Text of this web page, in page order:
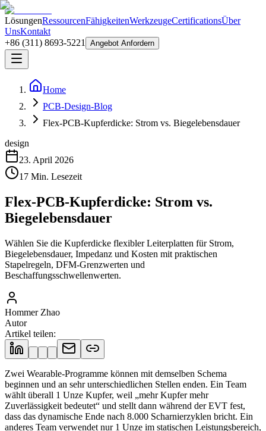
LösungenRessourcenFähigkeitenWerkzeugeCertificationsÜber
UnsKontakt
+86 (311) 8693-5221
Angebot Anfordern
Home
PCB-Design-Blog
Flex-PCB-Kupferdicke: Strom vs. Biegelebensdauer
design
23. April 2026
17 Min. Lesezeit
Flex-PCB-Kupferdicke: Strom vs.
Biegelebensdauer
Wählen Sie die Kupferdicke flexibler Leiterplatten für Strom,
Biegelebensdauer, Impedanz und Kosten mit praktischen
Stapelregeln, DFM-Grenzwerten und
Beschaffungsschwellenwerten.
Hommer Zhao
Autor
Artikel teilen:
Zwei Wearable-Programme können mit demselben Schema
beginnen und an sehr unterschiedlichen Stellen enden. Ein Team
wählt überall 1 Unze Kupfer, weil „mehr Kupfer mehr
Zuverlässigkeit bedeutet“ und stellt dann während der EVT fest,
dass das dynamische Ende nach 8.000 Scharnierzyklen bricht. Ein
anderes Team verwendet nur 1 Unze im statischen Leistungsbereich,